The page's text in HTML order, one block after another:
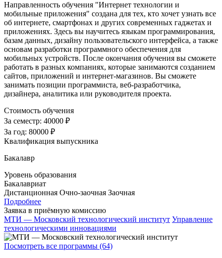
Направленность обучения "Интернет технологии и
мобильные приложения" создана для тех, кто хочет узнать все
об интернете, смартфонах и других современных гаджетах и
приложениях. Здесь вы научитесь языкам программирования,
базам данных, дизайну пользовательского интерфейса, а также
основам разработки программного обеспечения для
мобильных устройств. После окончания обучения вы сможете
работать в разных компаниях, которые занимаются созданием
сайтов, приложений и интернет-магазинов. Вы сможете
занимать позиции программиста, веб-разработчика,
дизайнера, аналитика или руководителя проекта.
Стоимость обучения
За семестр: 40000 ₽
За год: 80000 ₽
Квалификация выпускника
Бакалавр
Уровень образования
Бакалавриат
Дистанционная Очно-заочная Заочная
Подробнее
Заявка в приёмную комиссию
МТИ — Московский технологический институт Управление
технологическими инновациями
Посмотреть все программы (64)